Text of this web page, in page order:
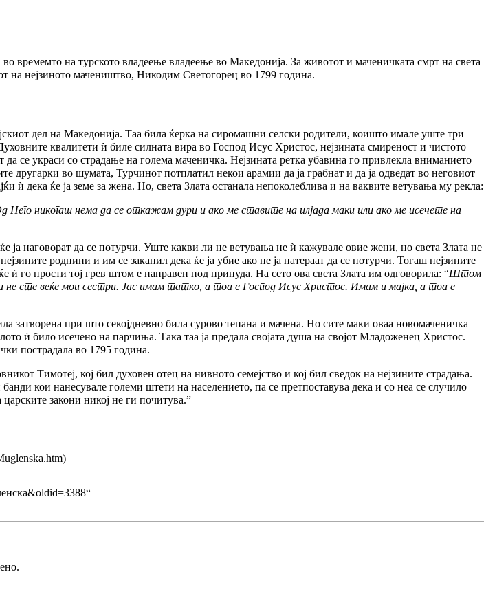
времемто на турското владеење владеење во Македонија. За животот и маченичката смрт на света
на нејзиното мачеништво, Никодим Светогорец во 1799 година.
дел на Македонија. Таа била ќерка на сиромашни селски родители, коишто имале уште три
квалитети ѝ биле силната вира во Господ Исус Христос, нејзината смиреност и чистото
се украси со страдање на голема маченичка. Нејзината ретка убавина го привлекла вниманието
другарки во шумата, Турчинот потплатил некои арамии да ја грабнат и да ја одведат во неговиот
ѝ дека ќе ја земе за жена. Но, света Злата останала непоколеблива и на ваквите ветувања му рекла:
никогаш нема да се откажам дури и ако ме ставите на илјада маки или ако ме исечете на
ја наговорат да се потурчи. Уште какви ли не ветувања не ѝ кажувале овие жени, но света Злата не
роднини и им се заканил дека ќе ја убие ако не ја натераат да се потурчи. Тогаш нејзините
ѝ го прости тој грев штом е направен под принуда. На сето ова света Злата им одговорила: “Штом
сте веќе мои сестри. Јас имам татко, а тоа е Господ Исус Христос. Имам и мајка, а тоа е
затворена при што секојдневно била сурово тепана и мачена. Но сите маки оваа новомаченичка
ѝ било исечено на парчиња. Така таа ја предала својата душа на својот Младоженец Христос.
пострадала во 1795 година.
Тимотеј, кој бил духовен отец на нивното семејство и кој бил сведок на нејзините страдања.
кои нанесувале големи штети на населението, па се претпоставува дека и со неа се случило
закони никој не ги почитува.”
“